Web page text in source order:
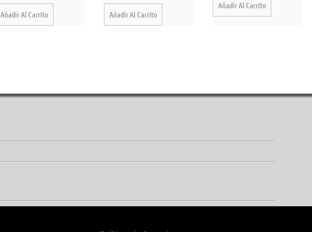
Añadir Al Carrito Añadir Al Carrito
Añadir Al Carrito